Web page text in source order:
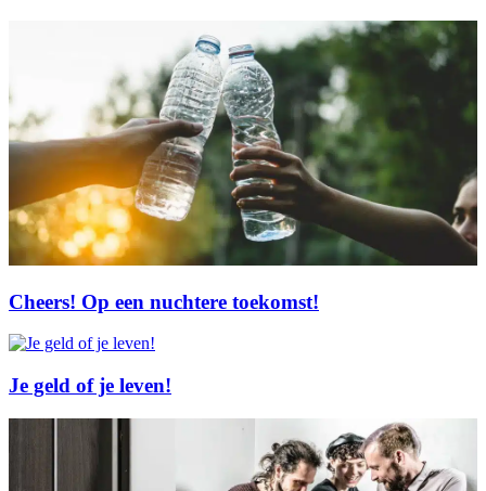
Cheers! Op een nuchtere toekomst!
Je geld of je leven!